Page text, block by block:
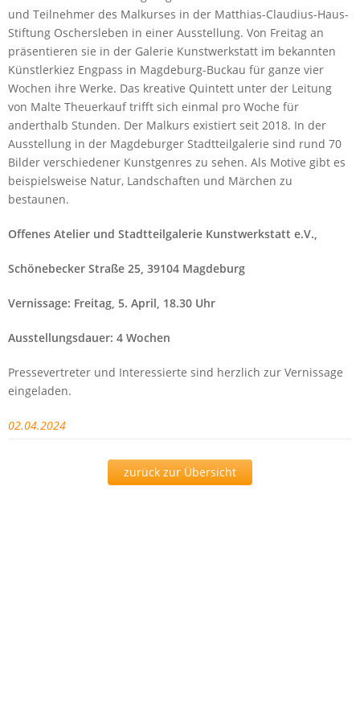
und Teilnehmer des Malkurses in der Matthias-Claudius-Haus-
Stiftung Oschersleben in einer Ausstellung. Von Freitag an
präsentieren sie in der Galerie Kunstwerkstatt im bekannten
Künstlerkiez Engpass in Magdeburg-Buckau für ganze vier
Wochen ihre Werke. Das kreative Quintett unter der Leitung
von Malte Theuerkauf trifft sich einmal pro Woche für
anderthalb Stunden. Der Malkurs existiert seit 2018. In der
Ausstellung in der Magdeburger Stadtteilgalerie sind rund 70
Bilder verschiedener Kunstgenres zu sehen. Als Motive gibt es
beispielsweise Natur, Landschaften und Märchen zu
bestaunen.
Offenes Atelier und Stadtteilgalerie Kunstwerkstatt e.V.,
Schönebecker Straße 25, 39104 Magdeburg
Vernissage: Freitag, 5. April, 18.30 Uhr
Ausstellungsdauer: 4 Wochen
Pressevertreter und Interessierte sind herzlich zur Vernissage
eingeladen.
02.04.2024
zurück zur Übersicht